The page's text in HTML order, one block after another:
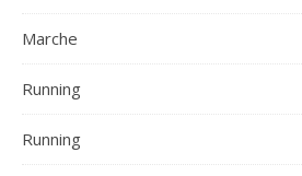
Marche
Running
Running